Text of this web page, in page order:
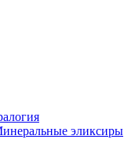
эликсиры